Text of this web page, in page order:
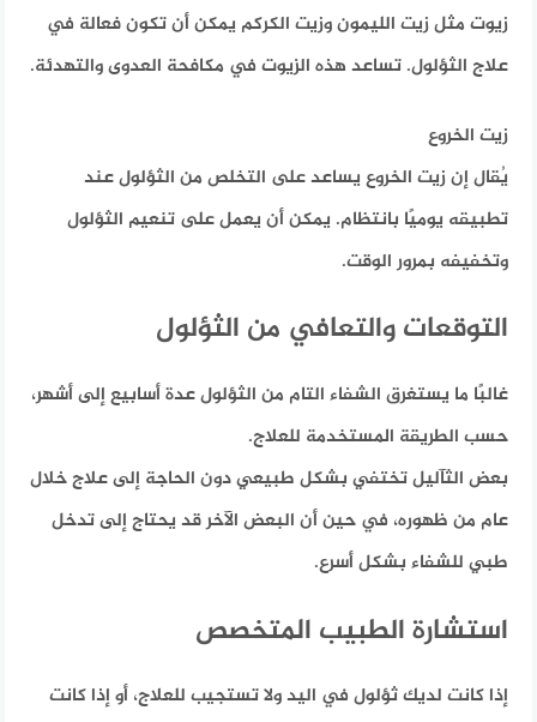
زيوت مثل زيت الليمون وزيت الكركم يمكن أن تكون فعالة في
علاج الثؤلول. تساعد هذه الزيوت في مكافحة العدوى والتهدئة.
زيت الخروع
يُقال إن زيت الخروع يساعد على التخلص من الثؤلول عند
تطبيقه يوميًا بانتظام. يمكن أن يعمل على تنعيم الثؤلول
وتخفيفه بمرور الوقت.
التوقعات والتعافي من الثؤلول
غالبًا ما يستغرق الشفاء التام من الثؤلول عدة أسابيع إلى أشهر،
حسب الطريقة المستخدمة للعلاج.
بعض الثآليل تختفي بشكل طبيعي دون الحاجة إلى علاج خلال
عام من ظهوره، في حين أن البعض الآخر قد يحتاج إلى تدخل
طبي للشفاء بشكل أسرع.
استشارة الطبيب المتخصص
إذا كانت لديك ثؤلول في اليد ولا تستجيب للعلاج، أو إذا كانت